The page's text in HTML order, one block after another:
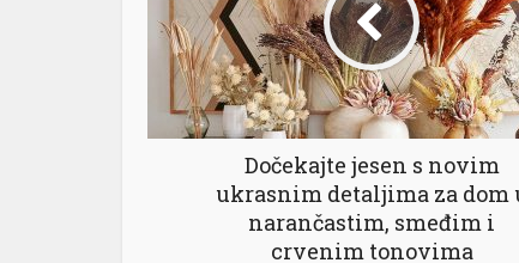
Dočekajte jesen s novim
ukrasnim detaljima za dom
narančastim, smeđim i
crvenim tonovima